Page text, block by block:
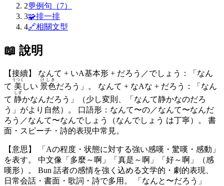
2💬例句（7）
3🧩排一排
4🔗相關文型
📖 說明
【接續】 なんて + いA基本形 + だろう／でしょう：「なん
て 美
うつく
しい 景色
けしき
だろう」。 なんて + なAな + だろう：「なん
て 静
しず
かなんだろう」（少し変則、「なんて静かなのだろ
う」がより自然）。 口語形：なんて〜の／なんて〜なんだ
ろう／なんて〜なんでしょう（なんでしょう は丁寧）。 書
面・スピーチ・詩的表現中常見。
【意思】 「Aの程度・状態に対する強い感嘆・驚嘆・感動」
を表す。 中文像「多麼～啊」「真是～啊」「好～啊」（感
嘆形）。 Bun 話者の感情を強く込める文学的・劇的表現、
日常会話・書面・歌詞・詩で多用。 「なんと〜だろう」